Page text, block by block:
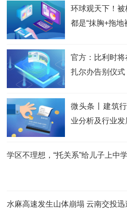
环球观天下！
都是“抹胸+拖地
官方：比利时
扎尔办告别仪式
微头条丨建筑
业分析及行业
学区不理想，“托关系”给儿子上中
水麻高速发生山体崩塌 云南交投